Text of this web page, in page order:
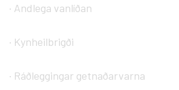
· Andlega vanlíðan
· Kynheilbrigði
· Ráðleggingar getnaðarvarna